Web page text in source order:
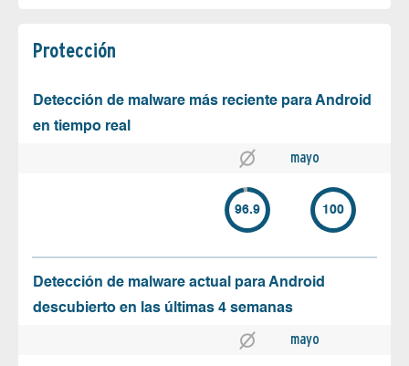
Protección
Detección de malware más reciente para Android
en tiempo real
mayo
96.9 100
Detección de malware actual para Android
descubierto en las últimas 4 semanas
mayo